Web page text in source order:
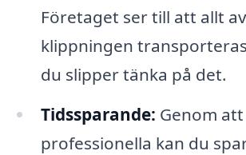
Företaget ser till att allt
klippningen
du slipper tänka på det.
Tidssparande: Genom
professionella kan du